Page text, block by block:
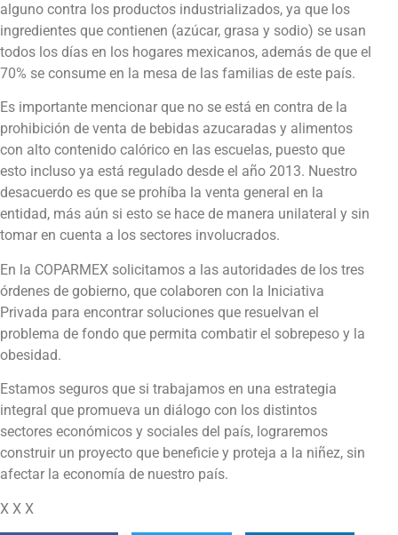
alguno contra los productos industrializados, ya que los
ingredientes que contienen (azúcar, grasa y sodio) se usan
todos los días en los hogares mexicanos, además de que el
70% se consume en la mesa de las familias de este país.
Es importante mencionar que no se está en contra de la
prohibición de venta de bebidas azucaradas y alimentos
con alto contenido calórico en las escuelas, puesto que
esto incluso ya está regulado desde el año 2013. Nuestro
desacuerdo es que se prohíba la venta general en la
entidad, más aún si esto se hace de manera unilateral y sin
tomar en cuenta a los sectores involucrados.
En la COPARMEX solicitamos a las autoridades de los tres
órdenes de gobierno, que colaboren con la Iniciativa
Privada para encontrar soluciones que resuelvan el
problema de fondo que permita combatir el sobrepeso y la
obesidad.
Estamos seguros que si trabajamos en una estrategia
integral que promueva un diálogo con los distintos
sectores económicos y sociales del país, lograremos
construir un proyecto que beneficie y proteja a la niñez, sin
afectar la economía de nuestro país.
X X X